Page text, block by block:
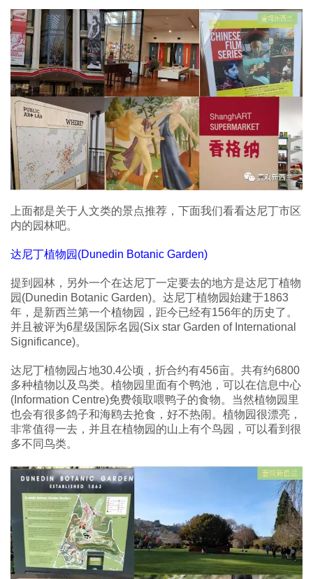
上面都是关于人文类的景点推荐，下面我们看看达尼丁市区
内的园林吧。
达尼丁植物园(Dunedin Botanic Garden)
提到园林，另外一个在达尼丁一定要去的地方是达尼丁植物
园(Dunedin Botanic Garden)。达尼丁植物园始建于1863
年，是新西兰第一个植物园，距今已经有156年的历史了。
并且被评为6星级国际名园(Six star Garden of International
Significance)。
达尼丁植物园占地30.4公顷，折合约有456亩。共有约6800
多种植物以及鸟类。植物园里面有个鸭池，可以在信息中心
(Information Centre)免费领取喂鸭子的食物。当然植物园里
也会有很多鸽子和海鸥去抢食，好不热闹。植物园很漂亮，
非常值得一去，并且在植物园的山上有个鸟园，可以看到很
多不同鸟类。